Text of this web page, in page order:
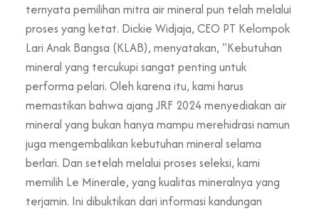
ternyata pemilihan mitra air mineral pun telah melalui
proses yang ketat. Dickie Widjaja, CEO PT Kelompok
Lari Anak Bangsa (KLAB), menyatakan, "Kebutuhan
mineral yang tercukupi sangat penting untuk
performa pelari. Oleh karena itu, kami harus
memastikan bahwa ajang JRF 2024 menyediakan air
mineral yang bukan hanya mampu merehidrasi namun
juga mengembalikan kebutuhan mineral selama
berlari. Dan setelah melalui proses seleksi, kami
memilih Le Minerale, yang kualitas mineralnya yang
terjamin. Ini dibuktikan dari informasi kandungan